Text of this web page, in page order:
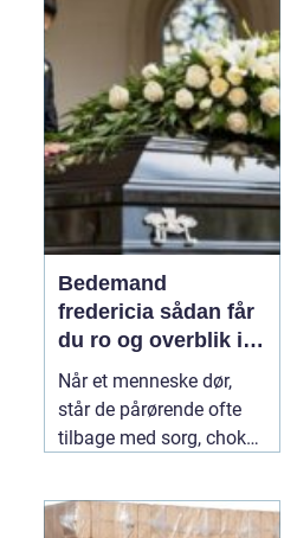
og omkring Asnæs kan
det dog være en
udfordring at finde den
rette tandlæge, især hvis
man har haft d...
Bedemand
fredericia sådan får
du ro og overblik i
en svær tid
Når et menneske dør,
står de pårørende ofte
tilbage med sorg, chok
Hvad skal gøres først?
Hvem kontakter man?